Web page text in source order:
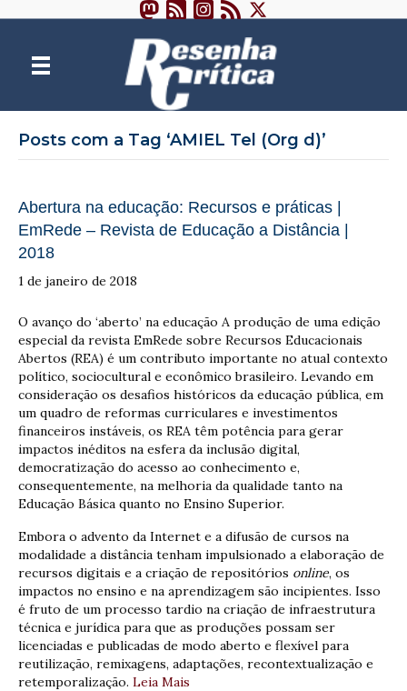
Posts com a Tag ‘AMIEL Tel (Org d)’
Abertura na educação: Recursos e práticas |
EmRede – Revista de Educação a Distância |
2018
1 de janeiro de 2018
O avanço do ‘aberto’ na educação A produção de uma edição
especial da revista EmRede sobre Recursos Educacionais
Abertos (REA) é um contributo importante no atual contexto
político, sociocultural e econômico brasileiro. Levando em
consideração os desafios históricos da educação pública, em
um quadro de reformas curriculares e investimentos
financeiros instáveis, os REA têm potência para gerar
impactos inéditos na esfera da inclusão digital,
democratização do acesso ao conhecimento e,
consequentemente, na melhoria da qualidade tanto na
Educação Básica quanto no Ensino Superior.
Embora o advento da Internet e a difusão de cursos na
modalidade a distância tenham impulsionado a elaboração de
recursos digitais e a criação de repositórios online, os
impactos no ensino e na aprendizagem são incipientes. Isso
é fruto de um processo tardio na criação de infraestrutura
técnica e jurídica para que as produções possam ser
licenciadas e publicadas de modo aberto e flexível para
reutilização, remixagens, adaptações, recontextualização e
retemporalização. Leia Mais